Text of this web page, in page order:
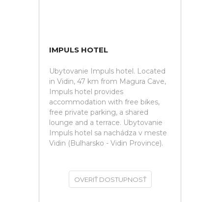
IMPULS HOTEL
Ubytovanie Impuls hotel. Located
in Vidin, 47 km from Magura Cave,
Impuls hotel provides
accommodation with free bikes,
free private parking, a shared
lounge and a terrace. Ubytovanie
Impuls hotel sa nachádza v meste
Vidin (Bulharsko - Vidin Province).
OVERIŤ DOSTUPNOSŤ